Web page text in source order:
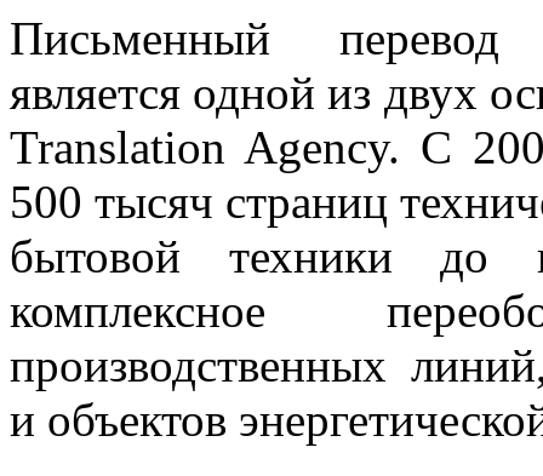
Письменный перевод
является одной из двух
Translation Agency. С
500 тысяч страниц
бытовой техники до
комплексное
производственных
и объектов